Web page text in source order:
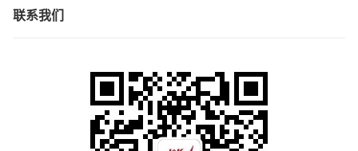
联系我们